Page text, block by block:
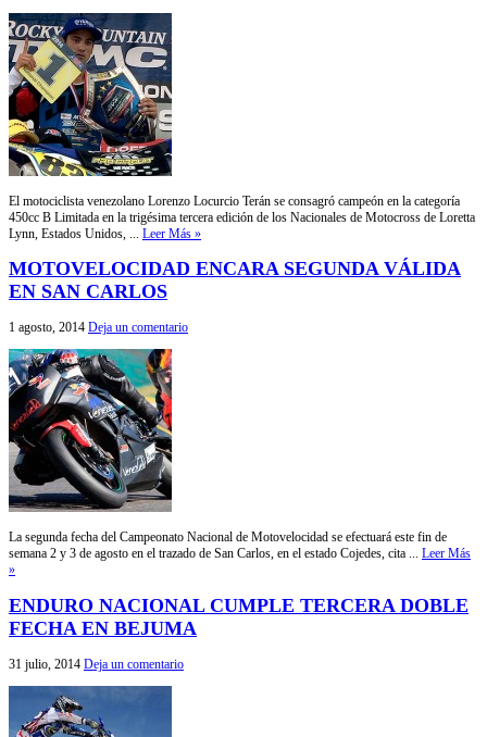
El motociclista venezolano Lorenzo Locurcio Terán se consagró campeón en la categoría
450cc B Limitada en la trigésima tercera edición de los Nacionales de Motocross de Loretta
Lynn, Estados Unidos, ... Leer Más »
MOTOVELOCIDAD ENCARA SEGUNDA VÁLIDA
EN SAN CARLOS
1 agosto, 2014 Deja un comentario
La segunda fecha del Campeonato Nacional de Motovelocidad se efectuará este fin de
semana 2 y 3 de agosto en el trazado de San Carlos, en el estado Cojedes, cita ... Leer Más
»
ENDURO NACIONAL CUMPLE TERCERA DOBLE
FECHA EN BEJUMA
31 julio, 2014 Deja un comentario